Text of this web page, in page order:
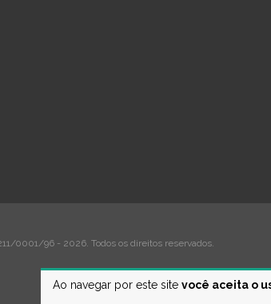
Ao navegar por este site você aceita o
0001/96 - 2026. Todos os direitos reservados.